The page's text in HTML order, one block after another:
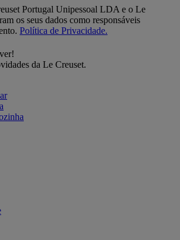
Portugal Unipessoal LDA e o Le
os seus dados como responsáveis
Política de Privacidade.
da Le Creuset.